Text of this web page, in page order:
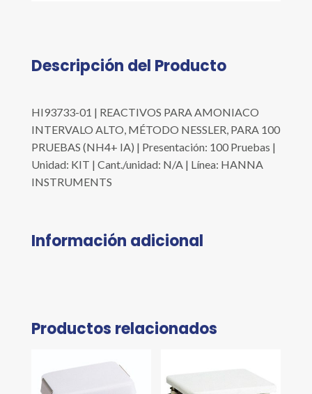
Descripción del Producto
HI93733-01 | REACTIVOS PARA AMONIACO
INTERVALO ALTO, MÉTODO NESSLER, PARA 100
PRUEBAS (NH4+ IA) | Presentación: 100 Pruebas |
Unidad: KIT | Cant./unidad: N/A | Línea: HANNA
INSTRUMENTS
Información adicional
Productos relacionados